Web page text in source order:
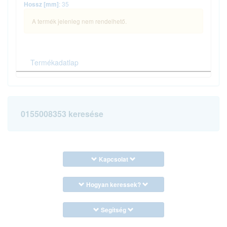
Hossz [mm]: 35
A termék jelenleg nem rendelhető.
Termékadatlap
0155008353 keresése
Kapcsolat
Hogyan keressek?
Segítség